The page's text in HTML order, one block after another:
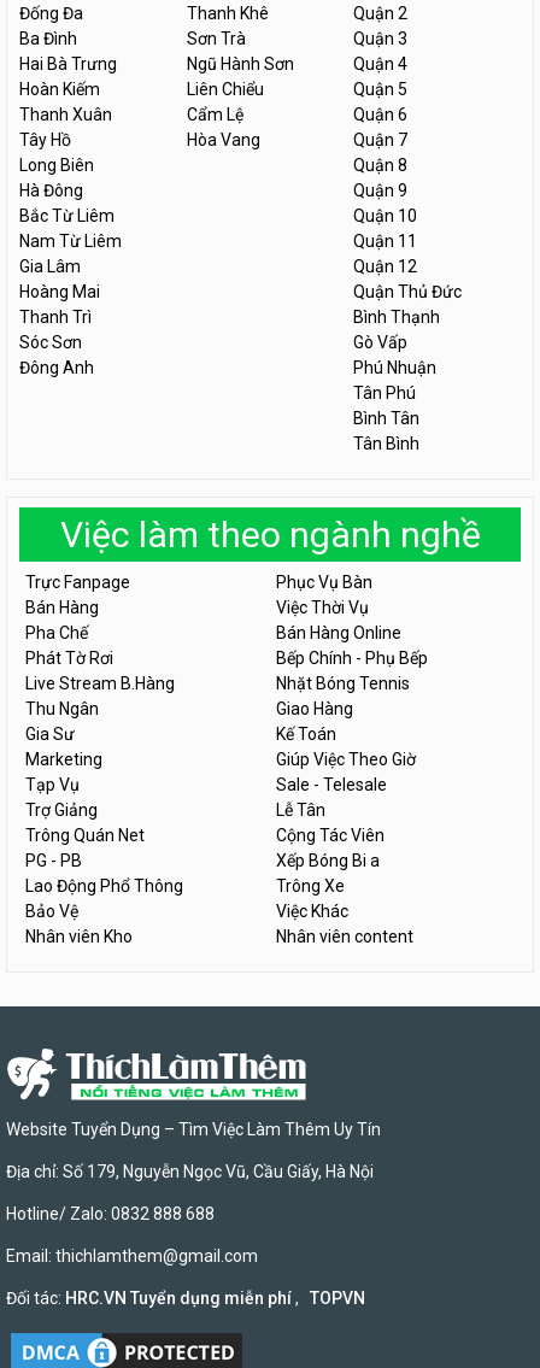
Đống Đa
Ba Đình
Hai Bà Trưng
Hoàn Kiếm
Thanh Xuân
Tây Hồ
Long Biên
Hà Đông
Bắc Từ Liêm
Nam Từ Liêm
Gia Lâm
Hoàng Mai
Thanh Trì
Sóc Sơn
Đông Anh
Thanh Khê
Sơn Trà
Ngũ Hành Sơn
Liên Chiểu
Cẩm Lệ
Hòa Vang
Quận 2
Quận 3
Quận 4
Quận 5
Quận 6
Quận 7
Quận 8
Quận 9
Quận 10
Quận 11
Quận 12
Quận Thủ Đức
Bình Thạnh
Gò Vấp
Phú Nhuận
Tân Phú
Bình Tân
Tân Bình
Việc làm theo ngành nghề
Trực Fanpage
Phục Vụ Bàn
Bán Hàng
Việc Thời Vụ
Pha Chế
Bán Hàng Online
Phát Tờ Rơi
Bếp Chính - Phụ Bếp
Live Stream B.Hàng
Nhặt Bóng Tennis
Thu Ngân
Giao Hàng
Gia Sư
Kế Toán
Marketing
Giúp Việc Theo Giờ
Tạp Vụ
Sale - Telesale
Trợ Giảng
Lễ Tân
Trông Quán Net
Cộng Tác Viên
PG - PB
Xếp Bóng Bi a
Lao Động Phổ Thông
Trông Xe
Bảo Vệ
Việc Khác
Nhân viên Kho
Nhân viên content
Website Tuyển Dụng – Tìm Việc Làm Thêm Uy Tín
Địa chỉ: Số 179, Nguyễn Ngọc Vũ, Cầu Giấy, Hà Nội
Hotline/ Zalo: 0832 888 688
Email: thichlamthem@gmail.com
Đối tác: HRC.VN Tuyển dụng miễn phí, TOPVN